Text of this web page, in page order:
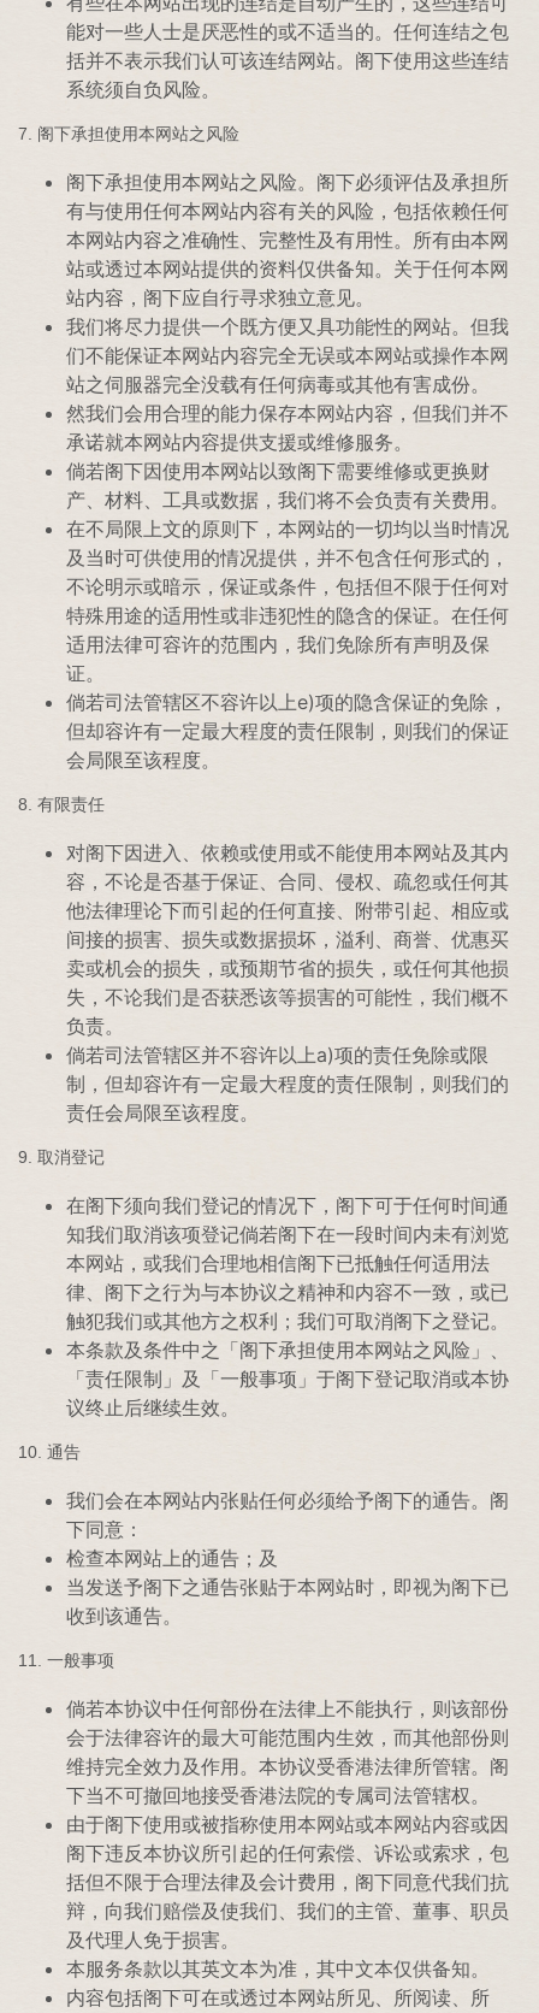
能对一些人士是厌恶性的或不适当的。任何连结之包
括并不表示我们认可该连结网站。阁下使用这些连结
系统须自负风险。
7. 阁下承担使用本网站之风险
阁下承担使用本网站之风险。阁下必须评估及承担所
有与使用任何本网站内容有关的风险，包括依赖任何
本网站内容之准确性、完整性及有用性。所有由本网
站或透过本网站提供的资料仅供备知。关于任何本网
站内容，阁下应自行寻求独立意见。
我们将尽力提供一个既方便又具功能性的网站。但我
们不能保证本网站内容完全无误或本网站或操作本网
站之伺服器完全没载有任何病毒或其他有害成份。
然我们会用合理的能力保存本网站内容，但我们并不
承诺就本网站内容提供支援或维修服务。
倘若阁下因使用本网站以致阁下需要维修或更换财
产、材料、工具或数据，我们将不会负责有关费用。
在不局限上文的原则下，本网站的一切均以当时情况
及当时可供使用的情况提供，并不包含任何形式的，
不论明示或暗示，保证或条件，包括但不限于任何对
特殊用途的适用性或非违犯性的隐含的保证。在任何
适用法律可容许的范围内，我们免除所有声明及保
证。
倘若司法管辖区不容许以上e)项的隐含保证的免除，
但却容许有一定最大程度的责任限制，则我们的保证
会局限至该程度。
8. 有限责任
对阁下因进入、依赖或使用或不能使用本网站及其内
容，不论是否基于保证、合同、侵权、疏忽或任何其
他法律理论下而引起的任何直接、附带引起、相应或
间接的损害、损失或数据损坏，溢利、商誉、优惠买
卖或机会的损失，或预期节省的损失，或任何其他损
失，不论我们是否获悉该等损害的可能性，我们概不
负责。
倘若司法管辖区并不容许以上a)项的责任免除或限
制，但却容许有一定最大程度的责任限制，则我们的
责任会局限至该程度。
9. 取消登记
在阁下须向我们登记的情况下，阁下可于任何时间通
知我们取消该项登记倘若阁下在一段时间内未有浏览
本网站，或我们合理地相信阁下已抵触任何适用法
律、阁下之行为与本协议之精神和内容不一致，或已
触犯我们或其他方之权利；我们可取消阁下之登记。
本条款及条件中之「阁下承担使用本网站之风险」、
「责任限制」及「一般事项」于阁下登记取消或本协
议终止后继续生效。
10. 通告
我们会在本网站内张贴任何必须给予阁下的通告。阁
下同意：
检查本网站上的通告；及
当发送予阁下之通告张贴于本网站时，即视为阁下已
收到该通告。
11. 一般事项
倘若本协议中任何部份在法律上不能执行，则该部份
会于法律容许的最大可能范围内生效，而其他部份则
维持完全效力及作用。本协议受香港法律所管辖。阁
下当不可撤回地接受香港法院的专属司法管辖权。
由于阁下使用或被指称使用本网站或本网站内容或因
阁下违反本协议所引起的任何索偿、诉讼或索求，包
括但不限于合理法律及会计费用，阁下同意代我们抗
辩，向我们赔偿及使我们、我们的主管、董事、职员
及代理人免于损害。
本服务条款以其英文本为准，其中文本仅供备知。
内容包括阁下可在或透过本网站所见、所阅读、所